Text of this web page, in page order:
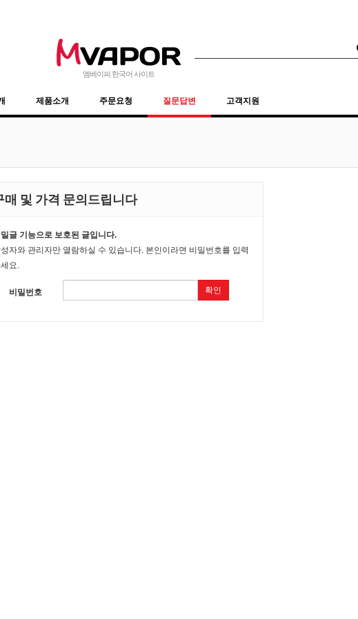
엠베이퍼 한국어 사이트
퓨어니코틴 사용법
제품소개 주문요청 질문답변 고객지원
매 및 가격 문의드립니다
글 기능으로 보호된 글입니다.
자와 관리자만 열람하실 수 있습니다. 본인이라면 비밀번호를 입력
요.
비밀번호 확인